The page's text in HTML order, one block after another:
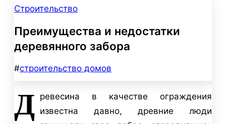
Строительство
Преимущества и недостатки
деревянного забора
#строительство домов
Д ревесина в качестве ограждения
известна давно, древние люди